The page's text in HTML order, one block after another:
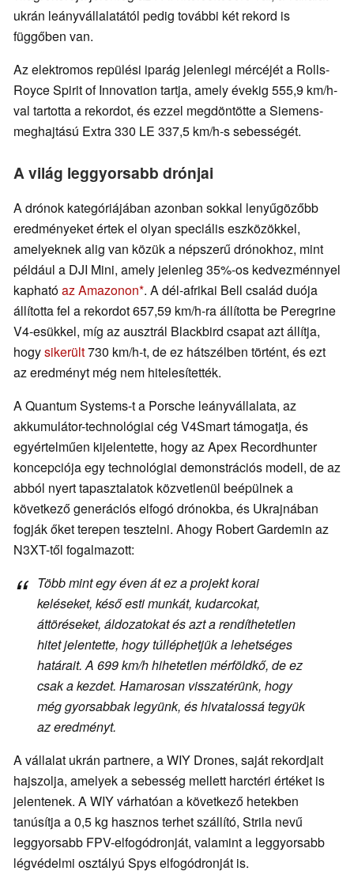
ukrán leányvállalatától pedig további két rekord is
függőben van.
Az elektromos repülési iparág jelenlegi mércéjét a Rolls-
Royce Spirit of Innovation tartja, amely évekig 555,9 km/h-
val tartotta a rekordot, és ezzel megdöntötte a Siemens-
meghajtású Extra 330 LE 337,5 km/h-s sebességét.
A világ leggyorsabb drónjai
A drónok kategóriájában azonban sokkal lenyűgözőbb
eredményeket értek el olyan speciális eszközökkel,
amelyeknek alig van közük a népszerű drónokhoz, mint
például a DJI Mini, amely jelenleg 35%-os kedvezménnyel
kaphatóaz Amazonon . A dél-afrikai Bell család duója
állította fel a rekordot 657,59 km/h-ra állította be Peregrine
V4-esükkel, míg az ausztrál Blackbird csapat azt állítja,
hogysikerült730 km/h-t, de ez hátszélben történt, és ezt
az eredményt még nem hitelesítették.
A Quantum Systems-t a Porsche leányvállalata, az
akkumulátor-technológiai cég V4Smart támogatja, és
egyértelműen kijelentette, hogy az Apex Recordhunter
koncepciója egy technológiai demonstrációs modell, de az
abból nyert tapasztalatok közvetlenül beépülnek a
következő generációs elfogó drónokba, és Ukrajnában
fogják őket terepen tesztelni. Ahogy Robert Gardemin az
N3XT-től fogalmazott:
Több mint egy éven át ez a projekt korai
keléseket, késő esti munkát, kudarcokat,
áttöréseket, áldozatokat és azt a rendíthetetlen
hitet jelentette, hogy túlléphetjük a lehetséges
határait. A 699 km/h hihetetlen mérföldkő, de ez
csak a kezdet. Hamarosan visszatérünk, hogy
még gyorsabbak legyünk, és hivatalossá tegyük
az eredményt.
A vállalat ukrán partnere, a WIY Drones, saját rekordjait
hajszolja, amelyek a sebesség mellett harctéri értéket is
jelentenek. A WIY várhatóan a következő hetekben
tanúsítja a 0,5 kg hasznos terhet szállító, Strila nevű
leggyorsabb FPV-elfogódronját, valamint a leggyorsabb
légvédelmi osztályú Spys elfogódronját is.